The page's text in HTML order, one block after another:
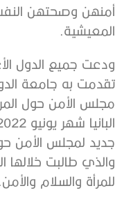
أمنهن وصحتهن
المعيشية.
ودعت جميع الدول
تقدمت به جامعة
مجلس الأمن حول
جديد لمجلس الأمن
والذي طالبت
للمرأة والسلام والأمن.